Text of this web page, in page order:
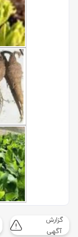
گزارش
آگهی